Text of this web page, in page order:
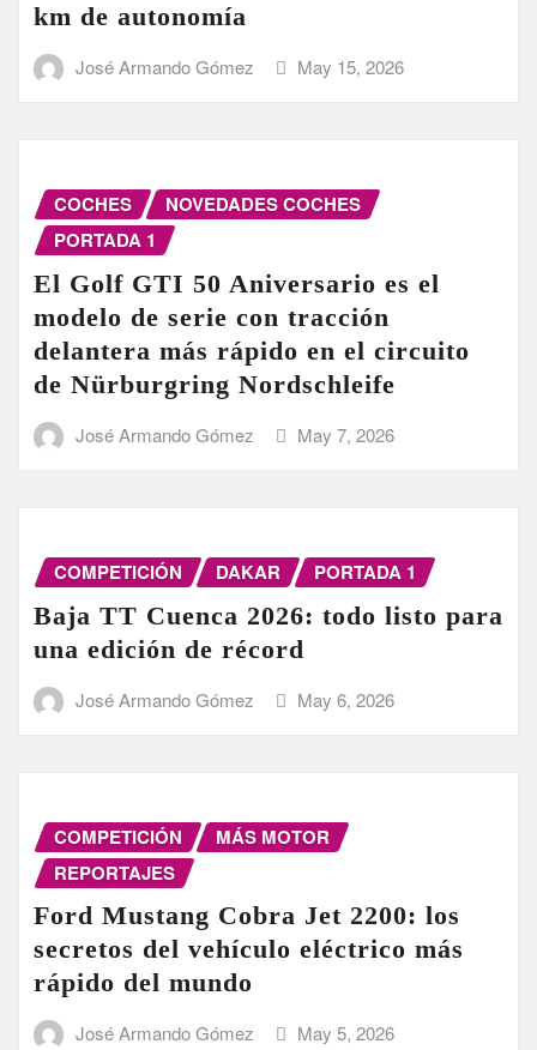
km de autonomía
José Armando Gómez May 15, 2026
COCHES
NOVEDADES COCHES
PORTADA 1
El Golf GTI 50 Aniversario es el
modelo de serie con tracción
delantera más rápido en el circuito
de Nürburgring Nordschleife
José Armando Gómez May 7, 2026
COMPETICIÓN DAKAR PORTADA 1
Baja TT Cuenca 2026: todo listo para
una edición de récord
José Armando Gómez May 6, 2026
COMPETICIÓN
MÁS MOTOR
REPORTAJES
Ford Mustang Cobra Jet 2200: los
secretos del vehículo eléctrico más
rápido del mundo
José Armando Gómez May 5, 2026